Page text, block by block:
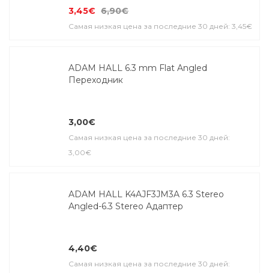
3,45€ 6,90€
Самая низкая цена за последние 30 дней: 3,45€
ADAM HALL 6.3 mm Flat Angled
Переходник
3,00€
Самая низкая цена за последние 30 дней:
3,00€
ADAM HALL K4AJF3JM3A 6.3 Stereo
Angled-6.3 Stereo Адаптер
4,40€
Самая низкая цена за последние 30 дней: